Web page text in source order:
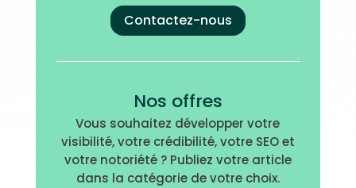
Contactez-nous
Nos offres
Vous souhaitez développer votre
visibilité, votre crédibilité, votre SEO et
votre notoriété ? Publiez votre article
dans la catégorie de votre choix.